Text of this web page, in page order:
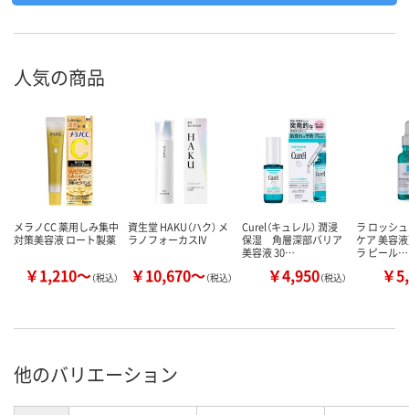
人気の商品
メラノCC 薬用しみ集中
対策美容液 ロート製薬
￥1,210～（税込）
資生堂 HAKU（ハク） メ
ラノフォーカスIV
￥10,670～（税込）
Curel（キュレル） 潤浸
保湿 角層深部バリア
美容液 30…
￥4,950（税込）
ラ ロッシ
ケア 美容
ラ ピール…
￥
他のバリエーション